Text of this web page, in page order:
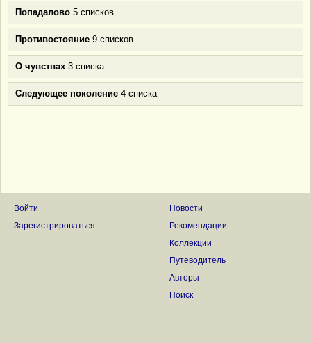
Попадалово 5 списков
Противостояние 9 списков
О чувствах 3 списка
Следующее поколение 4 списка
Войти
Зарегистрироваться
Новости
Рекомендации
Коллекции
Путеводитель
Авторы
Поиск